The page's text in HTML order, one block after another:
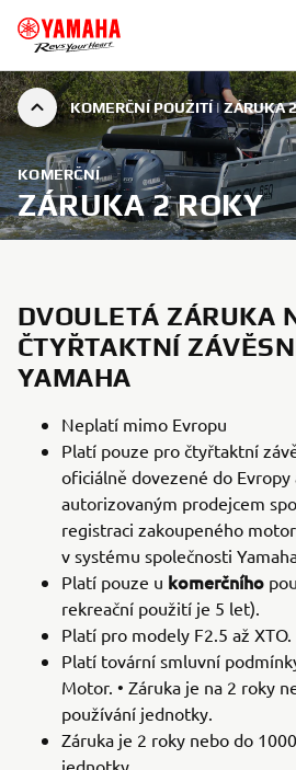
KOMERČNÍ POUŽITÍ | ZÁRUKA
KOMERČNÍ
ZÁRUKA 2 ROKY
DVOULETÁ ZÁRUKA
ČTYŘTAKTNÍ
YAMAHA
Neplatí mimo Evropu
Platí pouze pro čtyřtaktní
oficiálně dovezené do Evropy
autorizovaným prodejcem
registraci zakoupeného
v systému společnosti
Platí pouze u komerčního
rekreační použití je 5 let).
Platí pro modely F2.5 až XTO.
Platí tovární smluvní
Motor. • Záruka je na 2 roky
používání jednotky.
Záruka je 2 roky nebo do
jednotky.